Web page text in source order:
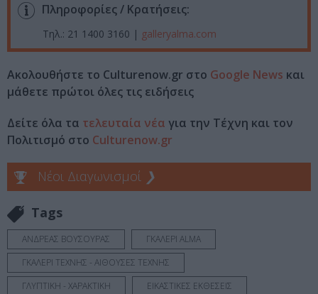
Πληροφορίες / Κρατήσεις:
Τηλ.: 21 1400 3160 | galleryalma.com
Ακολουθήστε το Culturenow.gr στο Google News και
μάθετε πρώτοι όλες τις ειδήσεις
Δείτε όλα τα τελευταία νέα για την Τέχνη και τον
Πολιτισμό στο Culturenow.gr
Νέοι Διαγωνισμοί ❯
Tags
ΑΝΔΡΕΑΣ ΒΟΥΣΟΥΡΑΣ
ΓΚΑΛΕΡΙ ALMA
ΓΚΑΛΕΡΙ ΤΕΧΝΗΣ - ΑΙΘΟΥΣΕΣ ΤΕΧΝΗΣ
ΓΛΥΠΤΙΚΗ - ΧΑΡΑΚΤΙΚΗ
ΕΙΚΑΣΤΙΚΕΣ ΕΚΘΕΣΕΙΣ